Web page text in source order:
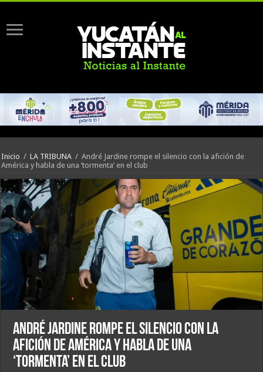
Inicio / LA TRIBUNA / André Jardine rompe el silencio con la afición de
América y habla de una ‘tormenta’ en el club
André Jardine rompe el silencio con la
afición de América y habla de una
‘tormenta’ en el club